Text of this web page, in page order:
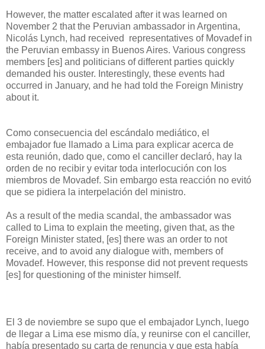
However, the matter escalated after it was learned on
November 2 that the Peruvian ambassador in Argentina,
Nicolás Lynch, had received representatives of Movadef in
the Peruvian embassy in Buenos Aires. Various congress
members [es] and politicians of different parties quickly
demanded his ouster. Interestingly, these events had
occurred in January, and he had told the Foreign Ministry
about it.
Como consecuencia del escándalo mediático, el
embajador fue llamado a Lima para explicar acerca de
esta reunión, dado que, como el canciller declaró, hay la
orden de no recibir y evitar toda interlocución con los
miembros de Movadef. Sin embargo esta reacción no evitó
que se pidiera la interpelación del ministro.
As a result of the media scandal, the ambassador was
called to Lima to explain the meeting, given that, as the
Foreign Minister stated, [es] there was an order to not
receive, and to avoid any dialogue with, members of
Movadef. However, this response did not prevent requests
[es] for questioning of the minister himself.
El 3 de noviembre se supo que el embajador Lynch, luego
de llegar a Lima ese mismo día, y reunirse con el canciller,
había presentado su carta de renuncia y que esta había